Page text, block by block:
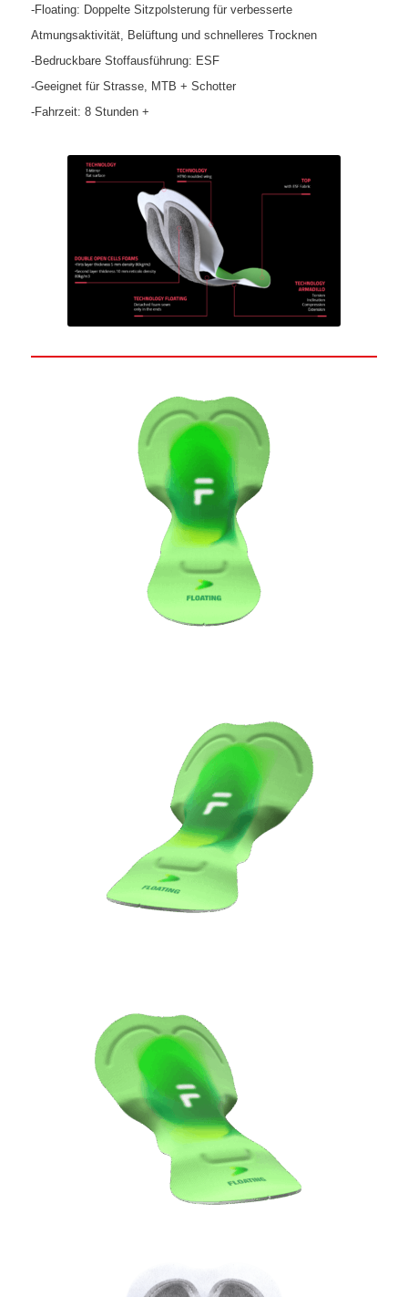
-Floating: Doppelte Sitzpolsterung für verbesserte
Atmungsaktivität, Belüftung und schnelleres Trocknen
-Bedruckbare Stoffausführung: ESF
-Geeignet für Strasse, MTB + Schotter
-Fahrzeit: 8 Stunden +